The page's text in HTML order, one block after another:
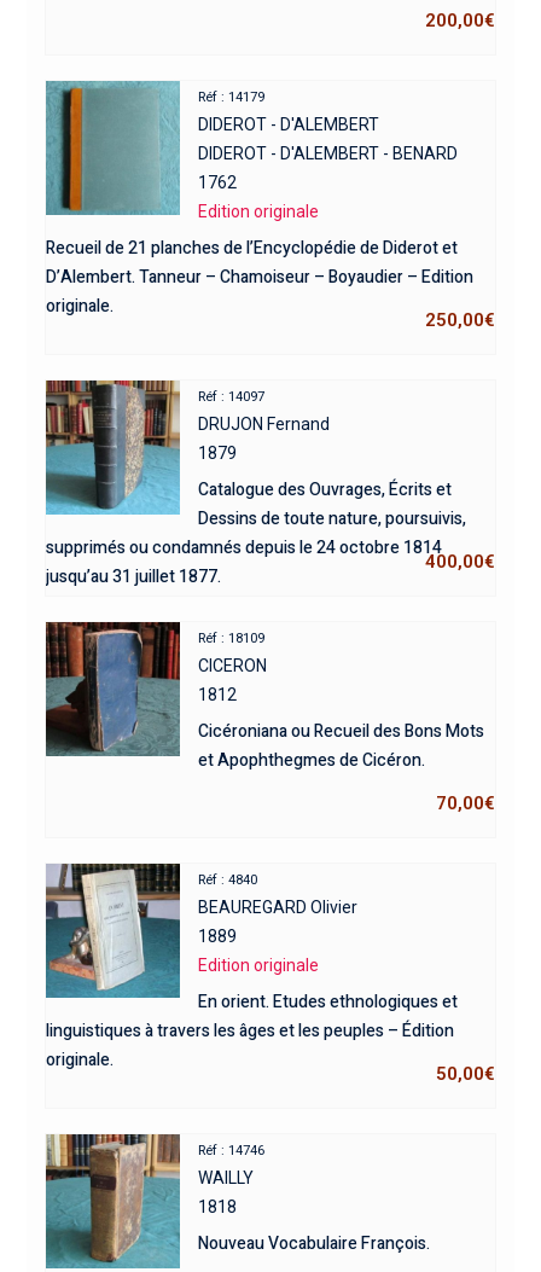
200,00€
Réf : 14179
DIDEROT - D'ALEMBERT
DIDEROT - D'ALEMBERT - BENARD
1762
Edition originale
Recueil de 21 planches de l’Encyclopédie de Diderot et
D’Alembert. Tanneur – Chamoiseur – Boyaudier – Edition
originale.
250,00€
Réf : 14097
DRUJON Fernand
1879
Catalogue des Ouvrages, Écrits et
Dessins de toute nature, poursuivis,
supprimés ou condamnés depuis le 24 octobre 1814
jusqu’au 31 juillet 1877.
400,00€
Réf : 18109
CICERON
1812
Cicéroniana ou Recueil des Bons Mots
et Apophthegmes de Cicéron.
70,00€
Réf : 4840
BEAUREGARD Olivier
1889
Edition originale
En orient. Etudes ethnologiques et
linguistiques à travers les âges et les peuples – Édition
originale.
50,00€
Réf : 14746
WAILLY
1818
Nouveau Vocabulaire François.